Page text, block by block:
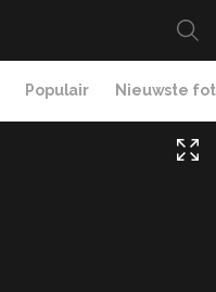
Populair Nieuwste